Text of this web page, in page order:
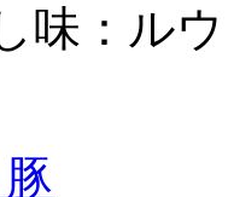
味：ルウ